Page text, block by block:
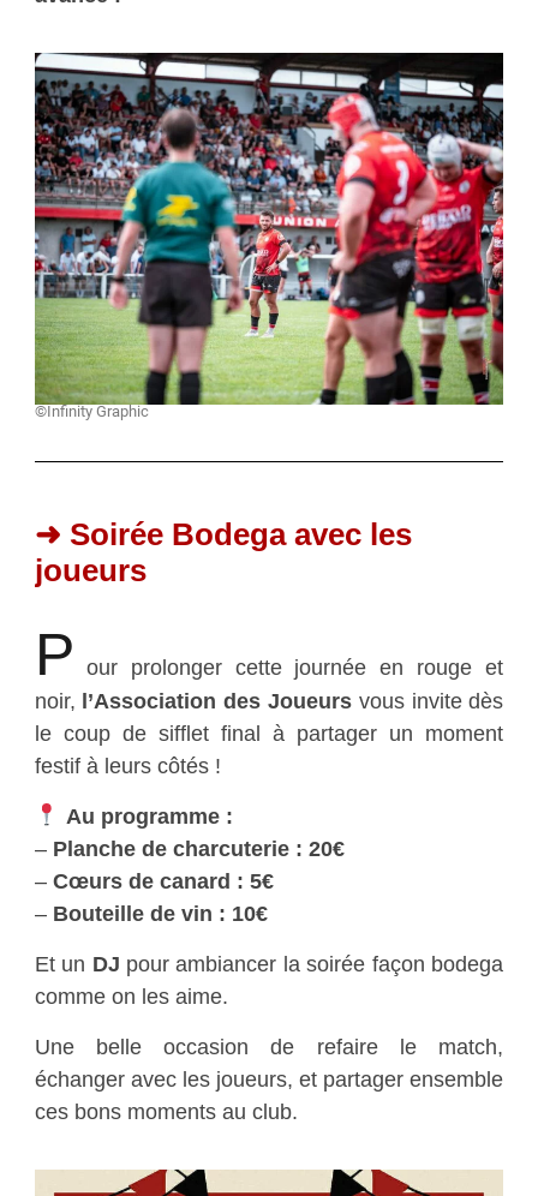
©Infinity Graphic
➜ Soirée Bodega avec les
joueurs
P our prolonger cette journée en rouge et
noir, l’Association des Joueurs vous invite dès
le coup de sifflet final à partager un moment
festif à leurs côtés !
Au programme :
– Planche de charcuterie : 20€
– Cœurs de canard : 5€
– Bouteille de vin : 10€
Et un DJ pour ambiancer la soirée façon bodega
comme on les aime.
Une belle occasion de refaire le match,
échanger avec les joueurs, et partager ensemble
ces bons moments au club.